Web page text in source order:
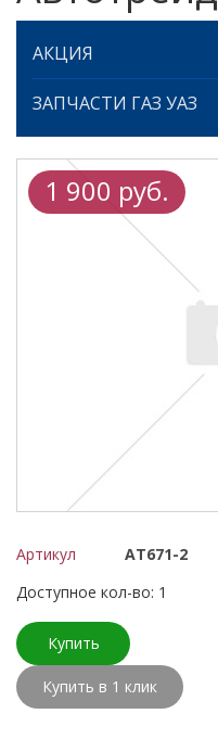
АКЦИЯ
ЗАПЧАСТИ ГАЗ УАЗ
1 900 руб.
Артикул
АТ671-2
Доступное кол-во: 1
Купить
Купить в 1 клик